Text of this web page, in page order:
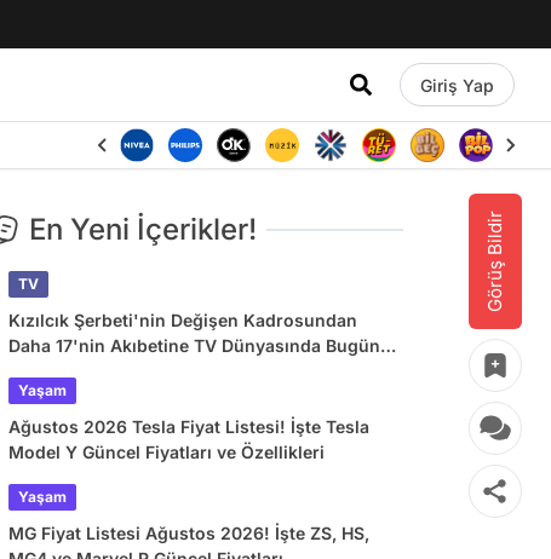
Giriş Yap
Görüş Bildir
En Yeni İçerikler!
TV
Kızılcık Şerbeti'nin Değişen Kadrosundan
Daha 17'nin Akıbetine TV Dünyasında Bugün
Yaşam
Ağustos 2026 Tesla Fiyat Listesi! İşte Tesla
Model Y Güncel Fiyatları ve Özellikleri
Yaşam
MG Fiyat Listesi Ağustos 2026! İşte ZS, HS,